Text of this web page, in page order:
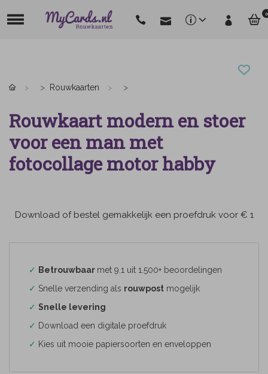
0
Rouwkaarten
Rouwkaart modern en stoer
voor een man met
fotocollage motor habby
Download of bestel gemakkelijk een proefdruk voor € 1
✓ Betrouwbaar met 9.1 uit 1.500+ beoordelingen
✓ Snelle verzending als rouwpost mogelijk
✓ Snelle levering
✓ Download een digitale proefdruk
✓ Kies uit mooie papiersoorten en enveloppen